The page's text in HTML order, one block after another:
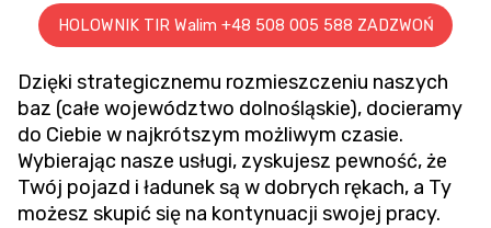
HOLOWNIK TIR Walim +48 508 005 588 ZADZWOŃ
Dzięki strategicznemu rozmieszczeniu naszych
baz (całe województwo dolnośląskie), docieramy
do Ciebie w najkrótszym możliwym czasie.
Wybierając nasze usługi, zyskujesz pewność, że
Twój pojazd i ładunek są w dobrych rękach, a Ty
możesz skupić się na kontynuacji swojej pracy.